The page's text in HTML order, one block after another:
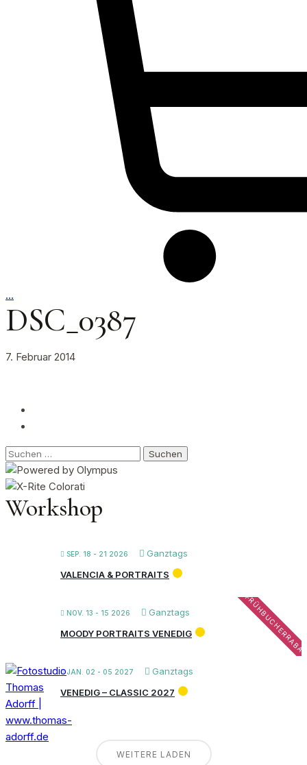
…
DSC_0387
7. Februar 2014
Suchen
nach:
Workshop
SEP. 18 - 21 2026
Ganztags
VALENCIA & PORTRAITS
NOV. 13 - 15 2026 Ganztags
MOODY PORTRAITS VENEDIG
JAN. 02 - 05 2027
Ganztags
VENEDIG – CLASSIC 2027
WEITERE LADEN